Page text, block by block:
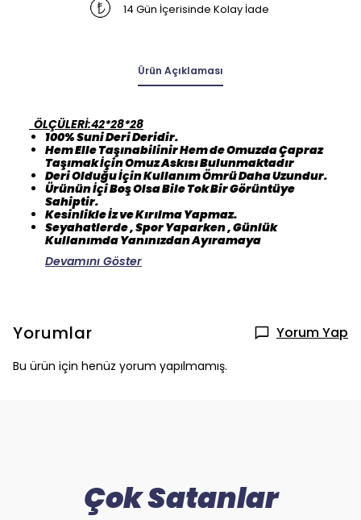
14 Gün İçerisinde Kolay İade
Ürün Açıklaması
ÖLÇÜLERİ:42*28*28
100% Suni Deri Deridir.
Hem Elle Taşınabilinir Hem de Omuzda Çapraz
Taşımak İçin Omuz Askısı Bulunmaktadır
Deri Olduğu İçin Kullanım Ömrü Daha Uzundur.
Ürünün İçi Boş Olsa Bile Tok Bir Görüntüye
Sahiptir.
Kesinlikle İz ve Kırılma Yapmaz.
Seyahatlerde , Spor Yaparken , Günlük
Kullanımda Yanınızdan Ayıramaya
Devamını Göster
Yorumlar Yorum Yap
Bu ürün için henüz yorum yapılmamış.
Çok Satanlar